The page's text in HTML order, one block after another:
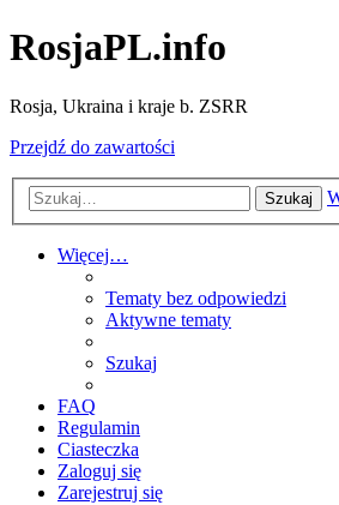
RosjaPL.info
Rosja, Ukraina i kraje b. ZSRR
Przejdź do zawartości
Szukaj
Więcej…
Tematy bez odpowiedzi
Aktywne tematy
Szukaj
FAQ
Regulamin
Ciasteczka
Zaloguj się
Zarejestruj się